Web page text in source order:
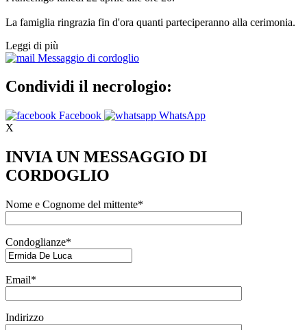
La famiglia ringrazia fin d'ora quanti parteciperanno alla cerimonia.
Leggi di più
Messaggio di cordoglio
Condividi il necrologio:
Facebook
WhatsApp
X
INVIA UN MESSAGGIO DI
CORDOGLIO
Nome e Cognome del mittente*
Condoglianze*
Email*
Indirizzo